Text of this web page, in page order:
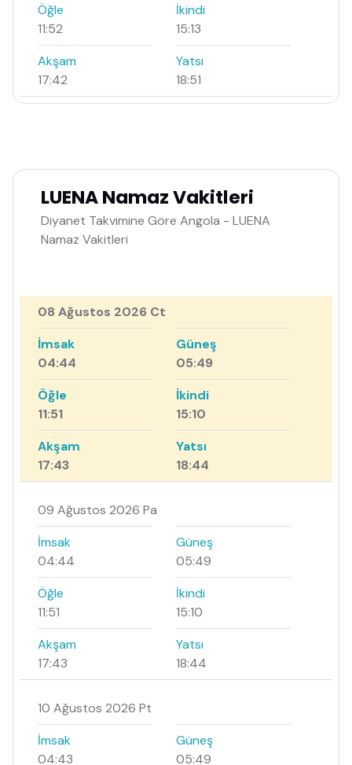
Öğle
11:52
İkindi
15:13
Akşam
17:42
Yatsı
18:51
LUENA Namaz Vakitleri
Diyanet Takvimine Göre Angola - LUENA
Namaz Vakitleri
08 Ağustos 2026 Ct
İmsak
04:44
Güneş
05:49
Öğle
11:51
İkindi
15:10
Akşam
17:43
Yatsı
18:44
09 Ağustos 2026 Pa
İmsak
04:44
Güneş
05:49
Öğle
11:51
İkindi
15:10
Akşam
17:43
Yatsı
18:44
10 Ağustos 2026 Pt
İmsak
04:43
Güneş
05:49